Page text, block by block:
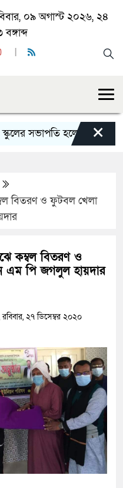
০৯ অগাস্ট ২০২৬, ২৪
সভাপতি হলেন গোবিন্দ ×
বিতরণ ও ফুটবল খেলা
কম্বল বিতরণ ও
এম পি জগলুল হায়দার
২৭ ডিসেম্বর ২০২০